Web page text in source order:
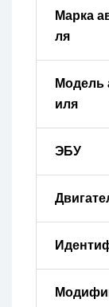
Марка
ля
Модель
иля
ЭБУ